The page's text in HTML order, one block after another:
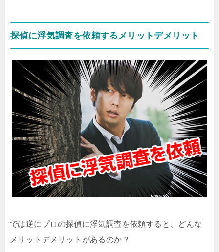
探偵に浮気調査を依頼するメリットデメリット
では逆にプロの探偵に浮気調査を依頼すると、どんな
メリットデメリットがあるのか？